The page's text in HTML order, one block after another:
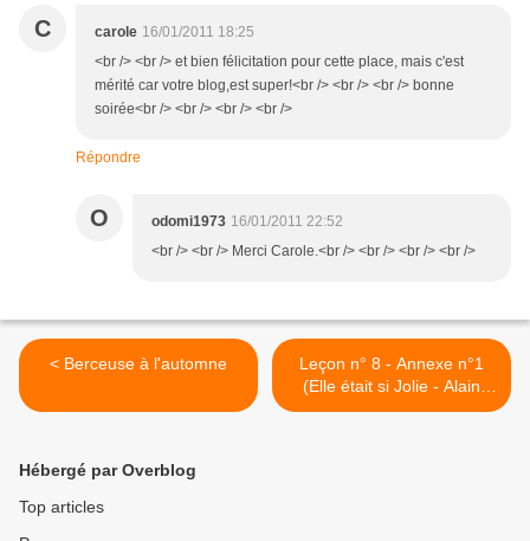
C carole 16/01/2011 18:25
<br /> <br /> et bien félicitation pour cette place, mais c'est
mérité car votre blog,est super!<br /> <br /> <br /> bonne
soirée<br /> <br /> <br /> <br />
Répondre
O odomi1973 16/01/2011 22:52
<br /> <br /> Merci Carole.<br /> <br /> <br /> <br />
< Berceuse à l'automne
Leçon n° 8 - Annexe n°1
(Elle était si Jolie - Alain
Barrière) >
Hébergé par Overblog
Top articles